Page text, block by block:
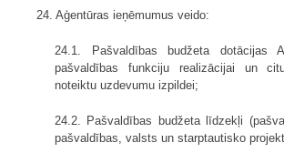
24. Aģentūras ieņēmumus veido:
24.1. Pašvaldības budžeta dotācijas
pašvaldības funkciju realizācijai un
noteiktu uzdevumu izpildei;
24.2. Pašvaldības budžeta līdzekļi
pašvaldības, valsts un starptautisko